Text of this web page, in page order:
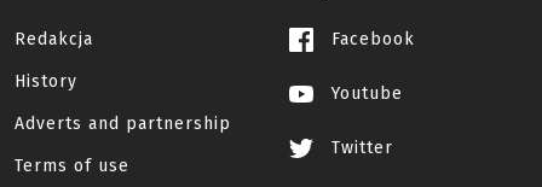
Redakcja
History
Adverts and partnership
Terms of use
Facebook
Youtube
Twitter